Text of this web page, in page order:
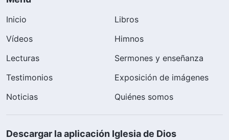
Inicio
Libros
Vídeos
Himnos
Lecturas
Sermones y enseñanza
Testimonios
Exposición de imágenes
Noticias
Quiénes somos
Descargar la aplicación Iglesia de Dios